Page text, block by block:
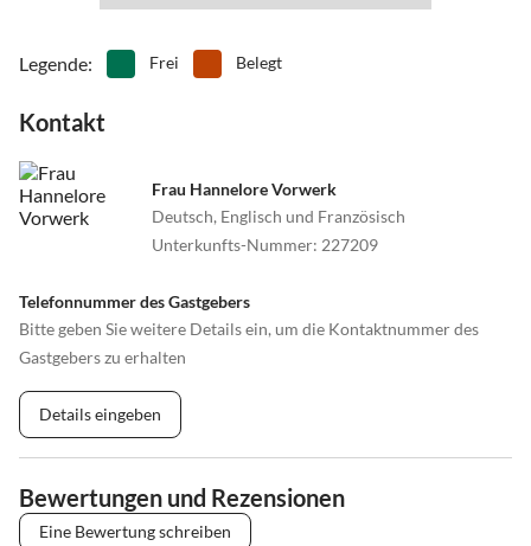
Legende: Frei Belegt
Kontakt
Frau Hannelore Vorwerk
Deutsch, Englisch und Französisch
Unterkunfts-Nummer: 227209
Telefonnummer des Gastgebers
Bitte geben Sie weitere Details ein, um die Kontaktnummer des
Gastgebers zu erhalten
Details eingeben
Bewertungen und Rezensionen
Eine Bewertung schreiben